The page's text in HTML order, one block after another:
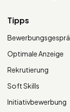
Tipps
Optimale Anzeige
Rekrutierung
Soft Skills
Initiativbewerbung